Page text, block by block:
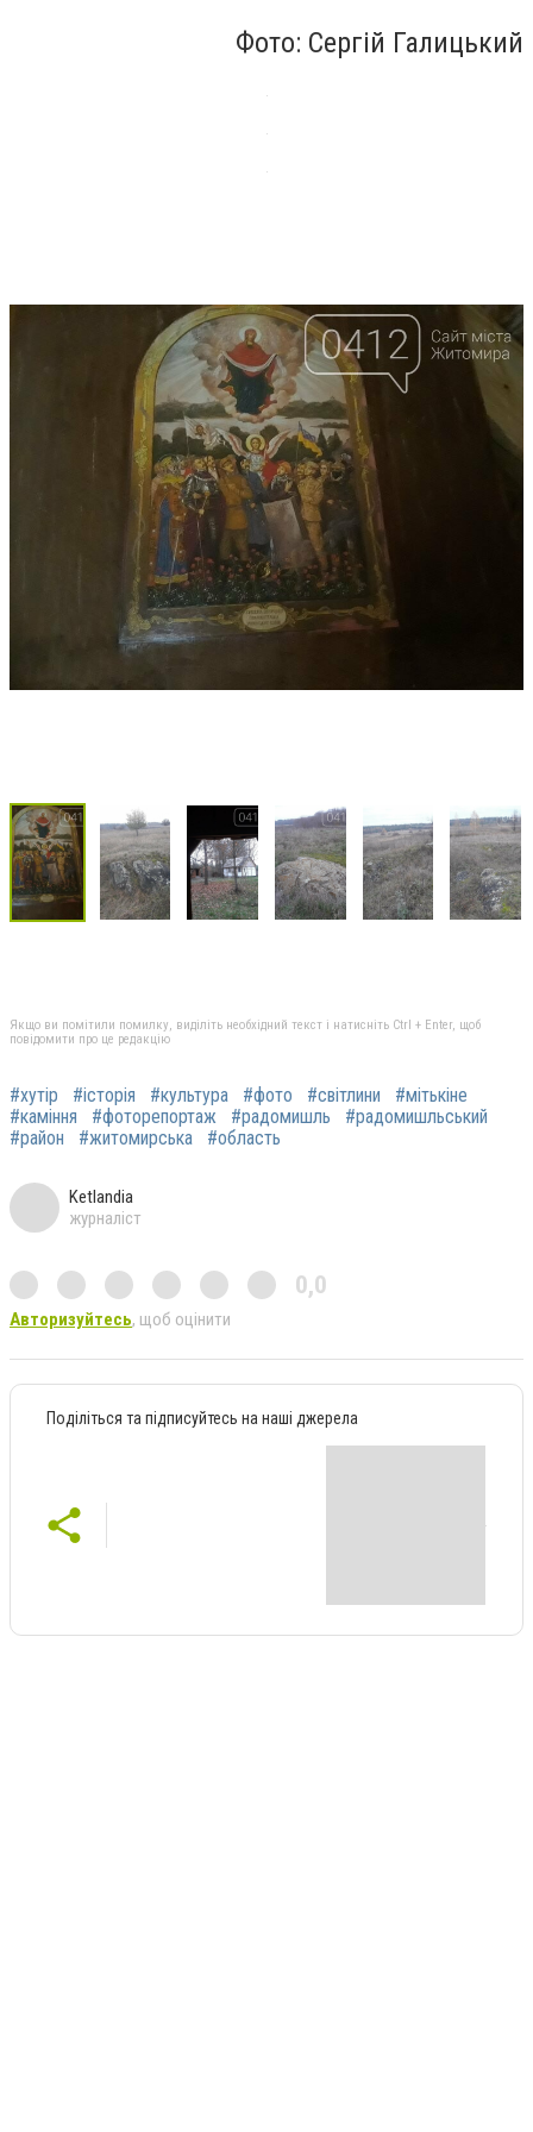
Фото: Сергій Галицький
Якщо ви помітили помилку, виділіть необхідний текст і натисніть Ctrl + Enter, щоб
повідомити про це редакцію
#хутір #історія #культура #фото #світлини
#мітькіне
#каміння
#фоторепортаж #радомишль
#радомишльський
#район
#житомирська #область
Ketlandia
журналіст
0,0
Авторизуйтесь, щоб оцінити
Поділіться та підписуйтесь на наші джерела